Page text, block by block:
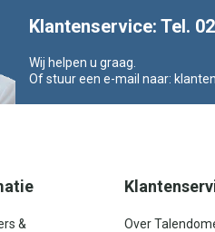
Klantenservice: Tel.
Wij helpen u graag.
Of stuur een e-mail naar:
&
Over